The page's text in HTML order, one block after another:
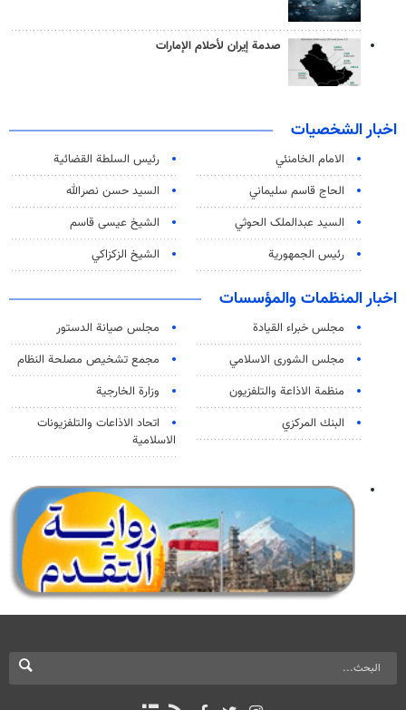
صدمة إيران لأحلام الإمارات
اخبار الشخصيات
الامام الخامنئي
رئیس السلطة القضائیة
الحاج قاسم سليماني
السيد حسن نصرالله
السید عبدالملک الحوثي
الشيخ عيسى قاسم
رئيس الجمهورية
الشيخ الزكزاكي
اخبار المنظمات والمؤسسات
مجلس خبراء القيادة
مجلس صيانة الدستور
مجلس الشورى الاسلامي
مجمع تشخيص مصلحة النظام
منظمة الاذاعة والتلفزیون
وزارة الخارجية
البنك المركزي
اتحاد الاذاعات والتلفزيونات
الاسلامية